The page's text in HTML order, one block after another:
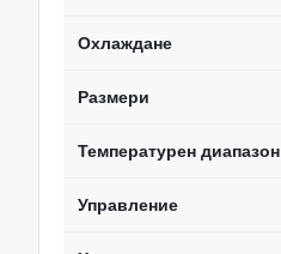
Охлаждане
Размери
Температурен диапазон
Управление